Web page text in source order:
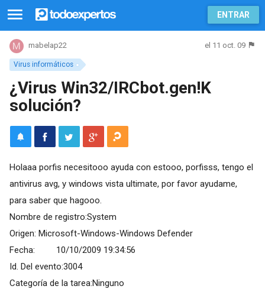
ENTRAR
Virus informáticos
mabelap22 el 11 oct. 09
¿Virus Win32/IRCbot.gen!K
solución?
Holaaa porfis necesitooo ayuda con estooo, porfisss, tengo el
antivirus avg, y windows vista ultimate, por favor ayudame,
para saber que hagooo.
Nombre de registro:System
Origen: Microsoft-Windows-Windows Defender
Fecha: 10/10/2009 19:34:56
Id. Del evento:3004
Categoría de la tarea:Ninguno